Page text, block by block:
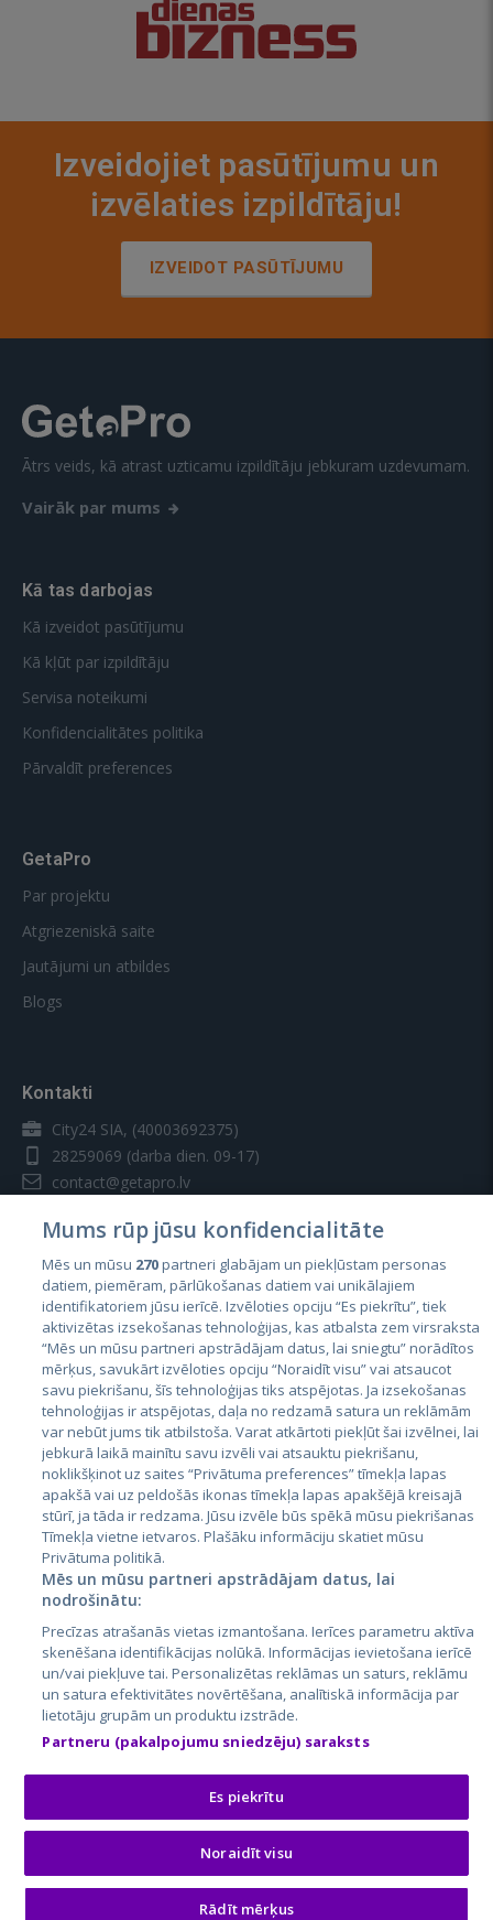
Izveidojiet pasūtījumu un
izvēlaties izpildītāju!
IZVEIDOT PASŪTĪJUMU
Ātrs veids, kā atrast uzticamu izpildītāju jebkuram uzdevumam.
Vairāk par mums
Kā tas darbojas
Kā izveidot pasūtījumu
Kā kļūt par izpildītāju
Servisa noteikumi
Konfidencialitātes politika
Pārvaldīt preferences
GetaPro
Par projektu
Atgriezeniskā saite
Jautājumi un atbildes
Blogs
Kontakti
City24 SIA, (40003692375)
28259069 (darba dien. 09-17)
contact@getapro.lv
Valstis
Igaunija
Latvija
Lietuva
City24.lv
City24.ee
GetaPro.lv
GetaPro.ee
Skelbiu.lt
Autoplius.lt
Aruodas.lt
CVbankas.lt
Kainos.lt
Paslaugos.lt
auto24.ee
Osta.ee
KuldneBörs.ee
© 2026 GetaPro. Visas tiesības aizsargātas.
Mums rūp jūsu konfidencialitāte
Mēs un mūsu 270partneri glabājam un piekļūstam personas
datiem, piemēram, pārlūkošanas datiem vai unikālajiem
identifikatoriem jūsu ierīcē. Izvēloties opciju “Es piekrītu”, tiek
aktivizētas izsekošanas tehnoloģijas, kas atbalsta zem virsraksta
“Mēs un mūsu partneri apstrādājam datus, lai sniegtu” norādītos
mērķus, savukārt izvēloties opciju “Noraidīt visu” vai atsaucot
savu piekrišanu, šīs tehnoloģijas tiks atspējotas. Ja izsekošanas
tehnoloģijas ir atspējotas, daļa no redzamā satura un reklāmām
var nebūt jums tik atbilstoša. Varat atkārtoti piekļūt šai izvēlnei, lai
jebkurā laikā mainītu savu izvēli vai atsauktu piekrišanu,
noklikšķinot uz saites “Privātuma preferences” tīmekļa lapas
apakšā vai uz peldošās ikonas tīmekļa lapas apakšējā kreisajā
stūrī, ja tāda ir redzama. Jūsu izvēle būs spēkā mūsu piekrišanas
Tīmekļa vietne ietvaros. Plašāku informāciju skatiet mūsu
Privātuma politikā.
Mēs un mūsu partneri apstrādājam datus, lai
nodrošinātu:
Precīzas atrašanās vietas izmantošana. Ierīces parametru aktīva
skenēšana identifikācijas nolūkā. Informācijas ievietošana ierīcē
un/vai piekļuve tai. Personalizētas reklāmas un saturs, reklāmu
un satura efektivitātes novērtēšana, analītiskā informācija par
lietotāju grupām un produktu izstrāde.
Partneru (pakalpojumu sniedzēju) saraksts
Es piekrītu
Noraidīt visu
Rādīt mērķus